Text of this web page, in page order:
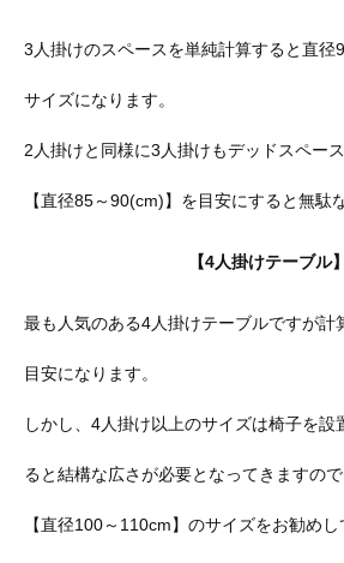
3人掛けのスペースを単純計算すると直径
サイズになります。
2人掛けと同様に3人掛けもデッドスペー
【直径85～90(cm)】を目安にすると無駄
【4人掛けテーブル】
最も人気のある4人掛けテーブルですが計
目安になります。
しかし、4人掛け以上のサイズは椅子を設
ると結構な広さが必要となってきますので
【直径100～110cm】のサイズをお勧めし